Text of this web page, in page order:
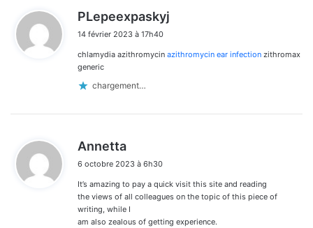
PLepeexpaskyj
14 février 2023 à 17h40
chlamydia azithromycin azithromycin ear infection zithromax
generic
chargement…
Annetta
t
:
6 octobre 2023 à 6h30
It’s amazing to pay a quick visit this site and reading
the views of all colleagues on the topic of this piece of
writing, while I
am also zealous of getting experience.